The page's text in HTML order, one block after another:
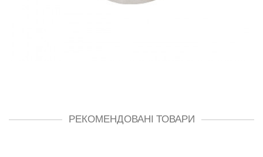
РЕКОМЕНДОВАНІ ТОВАРИ